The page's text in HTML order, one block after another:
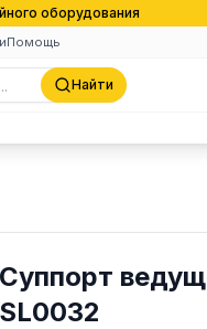
оборудования
Помощь
Найти
Суппорт
SL0032